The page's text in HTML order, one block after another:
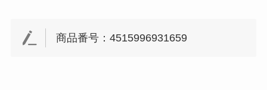
商品番号：4515996931659